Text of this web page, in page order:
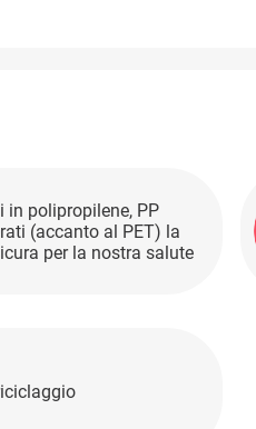
in polipropilene, PP
(accanto al PET) la
per la nostra salute